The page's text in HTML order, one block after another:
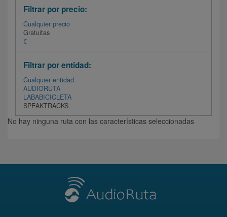
Filtrar por precio:
Cualquier precio
Gratuitas
€
Filtrar por entidad:
Cualquier entidad
AUDIORUTA
LABABICICLETA
SPEAKTRACKS
No hay ninguna ruta con las características seleccionadas